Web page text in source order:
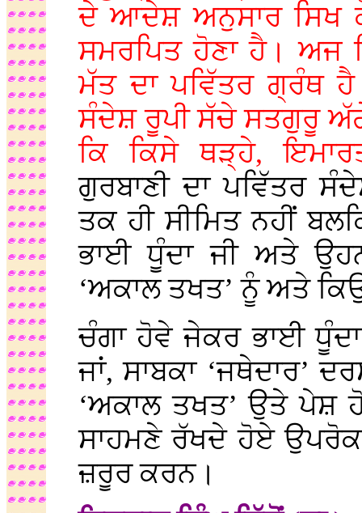
ਦੇ ਆਦੇਸ਼ ਅਨੁਸਾਰ ਸਿਖ
ਸਮਰਪਿਤ ਹੋਣਾ ਹੈ। ਅਜ
ਮੱਤ ਦਾ ਪਵਿੱਤਰ ਗ੍ਰੰਥ
ਸੰਦੇਸ਼ ਰੂਪੀ ਸੱਚੇ ਸਤਗੁਰੂ
ਕਿ ਕਿਸੇ ਥੜ੍ਹੇ,
ਗੁਰਬਾਣੀ ਦਾ ਪਵਿੱਤਰ
ਤਕ ਹੀ ਸੀਮਿਤ ਨਹੀਂ
ਭਾਈ ਧੂੰਦਾ ਜੀ ਅਤੇ
‘ਅਕਾਲ ਤਖਤ’ ਨੂੰ ਅਤੇ
ਚੰਗਾ ਹੋਵੇ ਜੇਕਰ ਭਾਈ
ਜਾਂ, ਸਾਬਕਾ ‘ਜਥੇਦਾਰ’
‘ਅਕਾਲ ਤਖਤ’ ਉਤੇ ਪੇਸ਼
ਸਾਹਮਣੇ ਰੱਖਦੇ ਹੋਏ
ਜ਼ਰੂਰ ਕਰਨ।